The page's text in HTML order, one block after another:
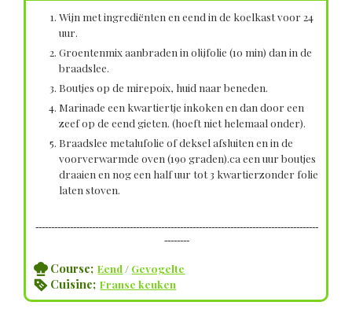
Wijn met ingrediënten en eend in de koelkast voor 24
uur.
Groentenmix aanbraden in olijfolie (10 min) dan in de
braadslee.
Boutjes op de mirepoix, huid naar beneden.
Marinade een kwartiertje inkoken en dan door een
zeef op de eend gieten. (hoeft niet helemaal onder).
Braadslee metalufolie of deksel afsluiten en in de
voorverwarmde oven (190 graden).ca een uur boutjes
draaien en nog een half uur tot 3 kwartierzonder folie
laten stoven.
------------------------------------------------------------------------------------------
--------
Course; Eend / Gevogelte
Cuisine; Franse keuken